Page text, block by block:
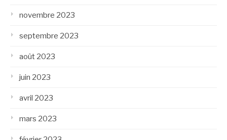
novembre 2023
septembre 2023
août 2023
juin 2023
avril 2023
mars 2023